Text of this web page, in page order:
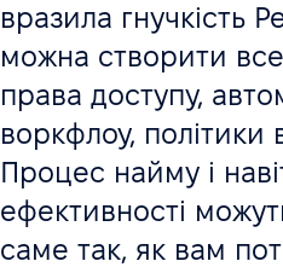
вразила гнучкість
можна створити
права доступу,
воркфлоу, політики
Процес найму і
ефективності
саме так, як вам